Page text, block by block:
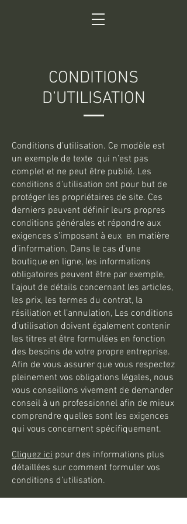
CONDITIONS
D’UTILISATION
Conditions d’utilisation. Ce modèle est
un exemple de texte qui n’est pas
complet et ne peut être publié. Les
conditions d'utilisation ont pour but de
protéger les propriétaires de site. Ces
derniers peuvent définir leurs propres
conditions générales et répondre aux
exigences s’imposant à eux en matière
d’information. Dans le cas d’une
boutique en ligne, les informations
obligatoires peuvent être par exemple,
l’ajout de détails concernant les articles,
les prix, les termes du contrat, la
résiliation et l’annulation, Les conditions
d’utilisation doivent également contenir
les titres et être formulées en fonction
des besoins de votre propre entreprise.
Afin de vous assurer que vous respectez
pleinement vos obligations légales, nous
vous conseillons vivement de demander
conseil à un professionnel afin de mieux
comprendre quelles sont les exigences
qui vous concernent spécifiquement.
Cliquez ici pour des informations plus
détaillées sur comment formuler vos
conditions d’utilisation.